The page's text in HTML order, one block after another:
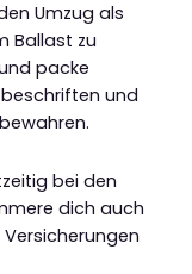
Umzug als
Ballast zu
packe
und
bei den
dich auch